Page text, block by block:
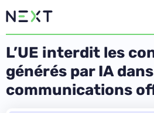
L’UE interdit les
générés par IA
communications